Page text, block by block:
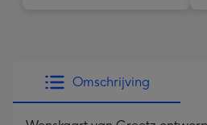
Omschrijving